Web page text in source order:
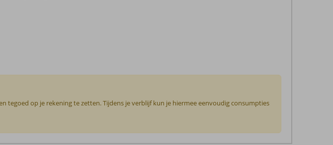
tegoed op je rekening te zetten. Tijdens je verblijf kun je hiermee eenvoudig consumpties